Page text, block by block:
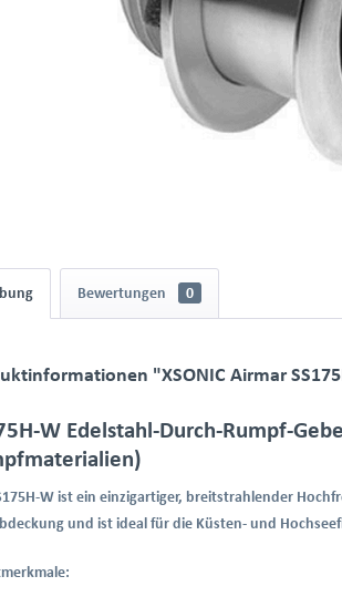
Bewertungen 0
"XSONIC Airmar
W Edelstahl-Durch-Rumpf-
W ist ein einzigartiger, breitstrahlender
und ist ideal für die Küsten- und